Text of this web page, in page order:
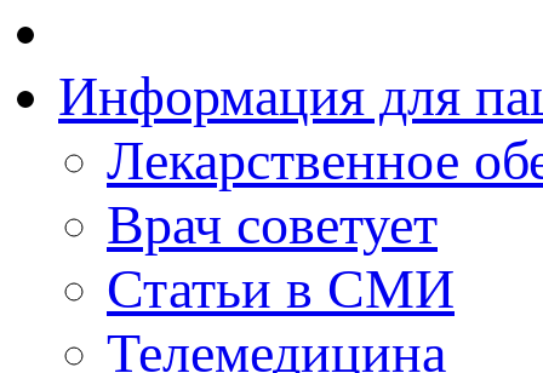
Информация для
Лекарственное
Врач советует
Статьи в СМИ
Телемедицина